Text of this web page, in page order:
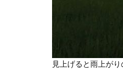
見上げると雨上が